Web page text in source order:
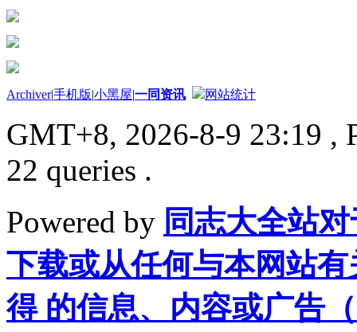
Archiver|手机版|小黑屋|一同资讯 网站统计
GMT+8, 2026-8-9 23:19 ,
22 queries .
Powered by 同志大全站
下载或从任何与本网站
得 的信息、内容或广告